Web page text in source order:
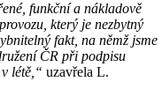
funkční a nákladově
který je nezbytný
fakt, na němž jsme
ČR při podpisu
létě,“ uzavřela L.